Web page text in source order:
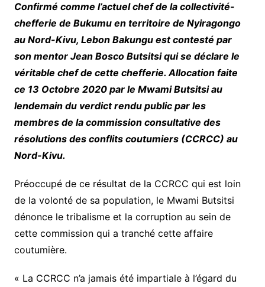
Confirmé comme l’actuel chef de la collectivité-
chefferie de Bukumu en territoire de Nyiragongo
au Nord-Kivu, Lebon Bakungu est contesté par
son mentor Jean Bosco Butsitsi qui se déclare le
véritable chef de cette chefferie. Allocation faite
ce 13 Octobre 2020 par le Mwami Butsitsi au
lendemain du verdict rendu public par les
membres de la commission consultative des
résolutions des conflits coutumiers (CCRCC) au
Nord-Kivu.
Préoccupé de ce résultat de la CCRCC qui est loin
de la volonté de sa population, le Mwami Butsitsi
dénonce le tribalisme et la corruption au sein de
cette commission qui a tranché cette affaire
coutumière.
« La CCRCC n’a jamais été impartiale à l’égard du